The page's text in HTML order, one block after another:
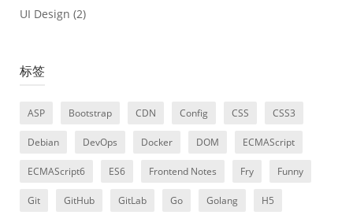
UI Design (2)
标签
ASP Bootstrap CDN Config CSS CSS3
Debian DevOps Docker DOM ECMAScript
ECMAScript6 ES6 Frontend Notes Fry Funny
Git GitHub GitLab Go Golang H5